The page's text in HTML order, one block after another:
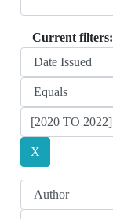
Current filters: